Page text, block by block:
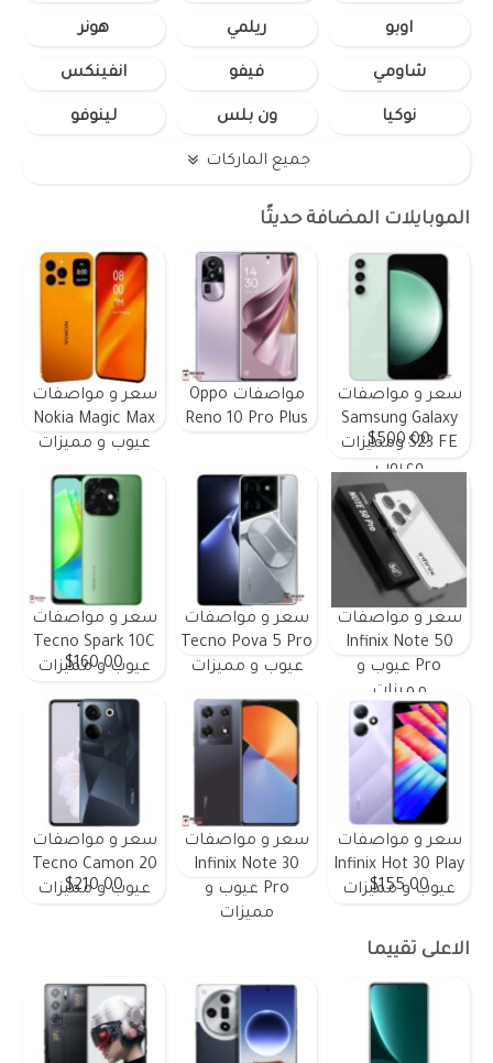
اوبو ريلمي هونر
شاومي فيفو انفينكس
نوكيا ون بلس لينوفو
جميع الماركات
الموبايلات المضافة حديثًا
سعر و مواصفات
Samsung Galaxy
S23 FE ومميزات
وعيوب
$500.00
مواصفات Oppo
Reno 10 Pro Plus
سعر و مواصفات
Nokia Magic Max
عيوب و مميزات
سعر و مواصفات
Infinix Note 50
Pro عيوب و
مميزات
سعر و مواصفات
Tecno Pova 5 Pro
عيوب و مميزات
سعر و مواصفات
Tecno Spark 10C
عيوب و مميزات
$160.00
سعر و مواصفات
Infinix Hot 30 Play
عيوب و مميزات
$155.00
سعر و مواصفات
Infinix Note 30
Pro عيوب و
مميزات
سعر و مواصفات
Tecno Camon 20
عيوب و مميزات
$210.00
الاعلى تقييما